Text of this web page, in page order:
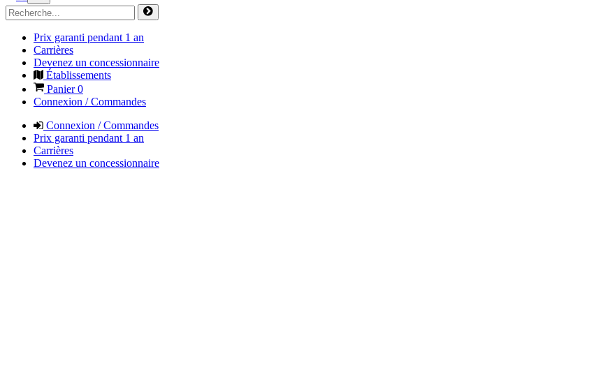
Prix garanti pendant 1 an
Carrières
Devenez un concessionnaire
Établissements
Panier0
Connexion / Commandes
Connexion / Commandes
Prix garanti pendant 1 an
Carrières
Devenez un concessionnaire